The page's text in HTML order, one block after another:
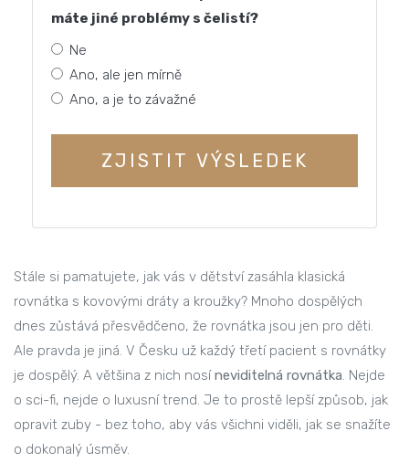
máte jiné problémy s čelistí?
Ne
Ano, ale jen mírně
Ano, a je to závažné
ZJISTIT VÝSLEDEK
Stále si pamatujete, jak vás v dětství zasáhla klasická
rovnátka s kovovými dráty a kroužky? Mnoho dospělých
dnes zůstává přesvědčeno, že rovnátka jsou jen pro děti.
Ale pravda je jiná. V Česku už každý třetí pacient s rovnátky
je dospělý. A většina z nich nosíneviditelná rovnátka. Nejde
o sci-fi, nejde o luxusní trend. Je to prostě lepší způsob, jak
opravit zuby - bez toho, aby vás všichni viděli, jak se snažíte
o dokonalý úsměv.